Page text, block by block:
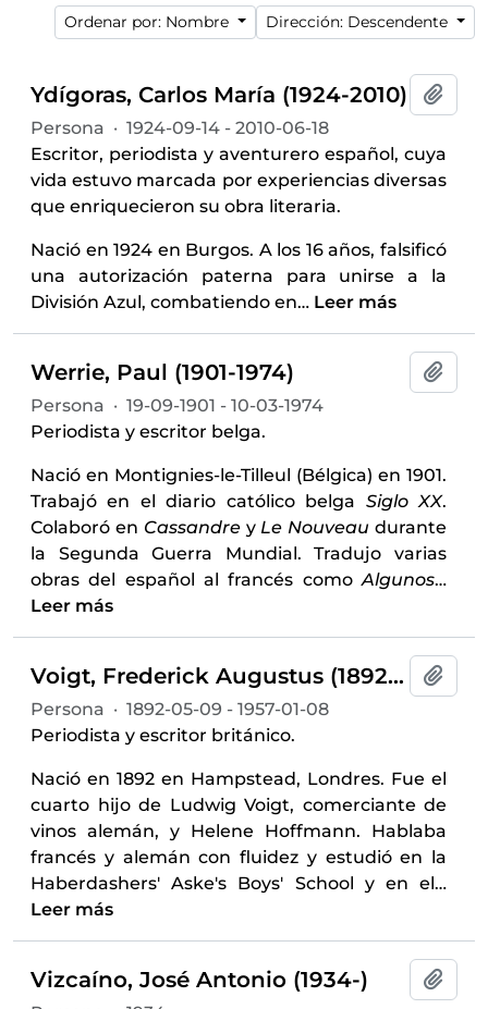
Ordenar por: Nombre Dirección: Descendente
Ydígoras, Carlos María (1924-2010)
Persona · 1924-09-14 - 2010-06-18
Escritor, periodista y aventurero español, cuya
vida estuvo marcada por experiencias diversas
que enriquecieron su obra literaria. ​
Nació en 1924 en Burgos. A los 16 años, falsificó
una autorización paterna para unirse a la
División Azul, combatiendo en… Leer más
Werrie, Paul (1901-1974)
Persona · 19-09-1901 - 10-03-1974
Periodista y escritor belga.
Nació en Montignies-le-Tilleul (Bélgica) en 1901.
Trabajó en el diario católico belga Siglo XX.
Colaboró en Cassandrey Le Nouveau durante
la Segunda Guerra Mundial. Tradujo varias
obras del español al francés comoAlgunos…
Leer más
Voigt, Frederick Augustus (1892-1957)
Persona · 1892-05-09 - 1957-01-08
Periodista y escritor británico.
Nació en 1892 en Hampstead, Londres. Fue el
cuarto hijo de Ludwig Voigt, comerciante de
vinos alemán, y Helene Hoffmann. Hablaba
francés y alemán con fluidez y estudió en la
Haberdashers' Aske's Boys' School y en el…
Leer más
Vizcaíno, José Antonio (1934-)